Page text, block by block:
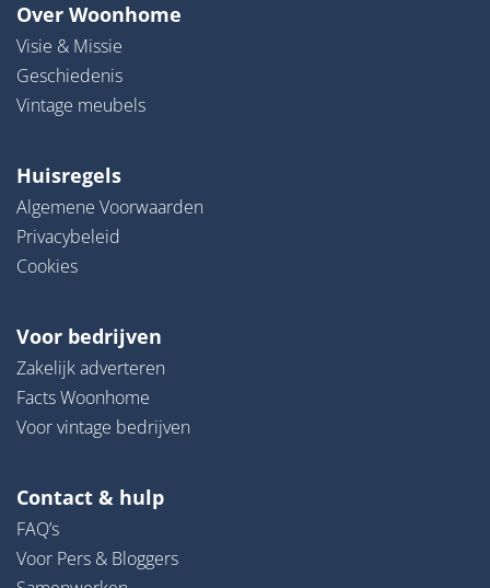
Over Woonhome
Visie & Missie
Geschiedenis
Vintage meubels
Huisregels
Algemene Voorwaarden
Privacybeleid
Cookies
Voor bedrijven
Zakelijk adverteren
Facts Woonhome
Voor vintage bedrijven
Contact & hulp
FAQ’s
Voor Pers & Bloggers